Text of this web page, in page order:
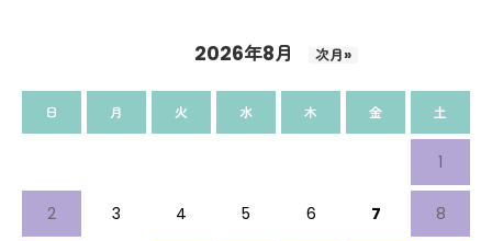
2026年8月 次月»
日 月 火 水 木 金 土
1
2 3 4 5 6 7 8